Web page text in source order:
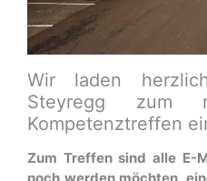
Wir laden
Steyregg zum
Kompetenztreffen
Zum Treffen sind alle E-